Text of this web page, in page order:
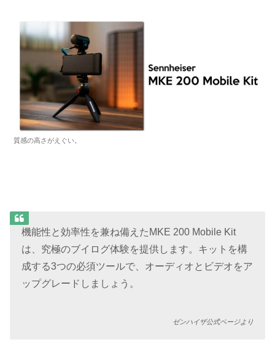
質感の高さがえぐい。
機能性と効率性を兼ね備えたMKE 200 Mobile Kit
は、究極のブイログ体験を提供します。キットを構
成する3つの必須ツールで、オーディオとビデオをア
ップグレードしましょう。
ゼンハイザ公式ページより